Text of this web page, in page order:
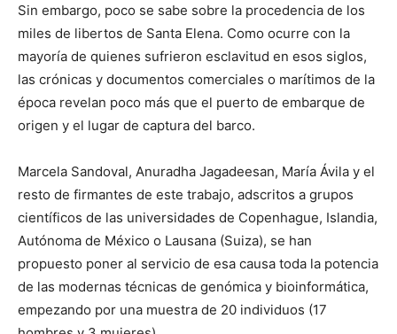
Sin embargo, poco se sabe sobre la procedencia de los
miles de libertos de Santa Elena. Como ocurre con la
mayoría de quienes sufrieron esclavitud en esos siglos,
las crónicas y documentos comerciales o marítimos de la
época revelan poco más que el puerto de embarque de
origen y el lugar de captura del barco.
Marcela Sandoval, Anuradha Jagadeesan, María Ávila y el
resto de firmantes de este trabajo, adscritos a grupos
científicos de las universidades de Copenhague, Islandia,
Autónoma de México o Lausana (Suiza), se han
propuesto poner al servicio de esa causa toda la potencia
de las modernas técnicas de genómica y bioinformática,
empezando por una muestra de 20 individuos (17